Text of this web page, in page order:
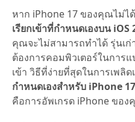
หาก iPhone 17 ของคุณไม่ไ
เรียกเข้าที่กำหนดเองบน iOS
คุณจะไม่สามารถทำได้ รุ่นเก่
ต้องการคอมพิวเตอร์ในการแ
เข้า วิธีที่ง่ายที่สุดในการเพลิ
กำหนดเองสำหรับ iPhone 17
คือการอัพเกรด iPhone ของ